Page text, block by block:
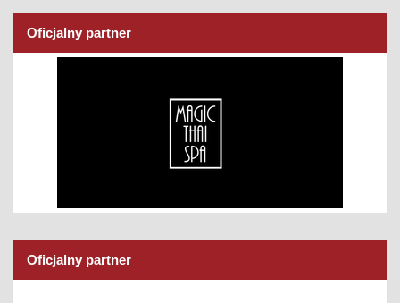
Oficjalny partner
Oficjalny partner